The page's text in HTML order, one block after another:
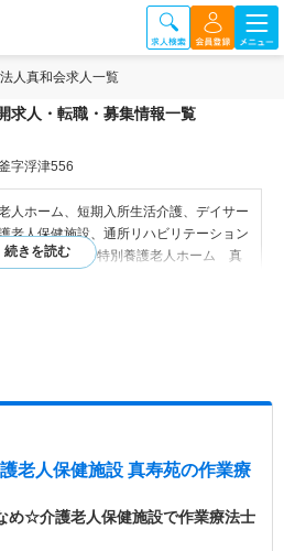
人真和会求人一覧
求人・転職・募集情報一覧
字浮津556
人ホーム、短期入所生活介護、デイサー
老人保健施設、通所リハビリテーション
【関連施設】 特別養護老人ホーム 真
入所療養介護／真寿苑 通所リハビリテ
ごみの家／サービス付き高齢者向け住
デンス／小規模多機能型居宅介護事業
和会は、「和」をもって、「真」心の
総合ケアサービス。 信頼される施設づ
老人保健施設 真寿苑の作業療
め☆介護老人保健施設で作業療法士